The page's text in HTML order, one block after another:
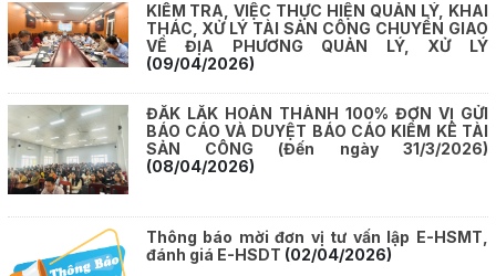
KIỂM TRA, VIỆC THỰC HIỆN QUẢN LÝ, KHAI
THÁC, XỬ LÝ TÀI SẢN CÔNG CHUYỂN GIAO
VỀ ĐỊA PHƯƠNG QUẢN LÝ, XỬ LÝ
(09/04/2026)
ĐẮK LẮK HOÀN THÀNH 100% ĐƠN VỊ GỬI
BÁO CÁO VÀ DUYỆT BÁO CÁO KIỂM KÊ TÀI
SẢN CÔNG (Đến ngày 31/3/2026)
(08/04/2026)
Thông báo mời đơn vị tư vấn lập E-HSMT,
đánh giá E-HSDT (02/04/2026)